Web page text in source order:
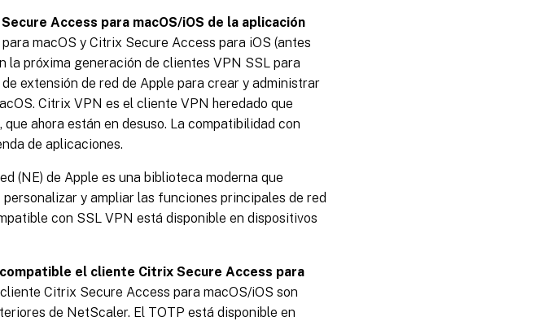
Access para macOS/iOS de la aplicación
macOS y Citrix Secure Access para iOS (antes
la próxima generación de clientes VPN SSL para
extensión de red de Apple para crear y administrar
Citrix VPN es el cliente VPN heredado que
ahora están en desuso. La compatibilidad con
de aplicaciones.
(NE) de Apple es una biblioteca moderna que
y ampliar las funciones principales de red
con SSL VPN está disponible en dispositivos
el cliente Citrix Secure Access para
Citrix Secure Access para macOS/iOS son
de NetScaler. El TOTP está disponible en